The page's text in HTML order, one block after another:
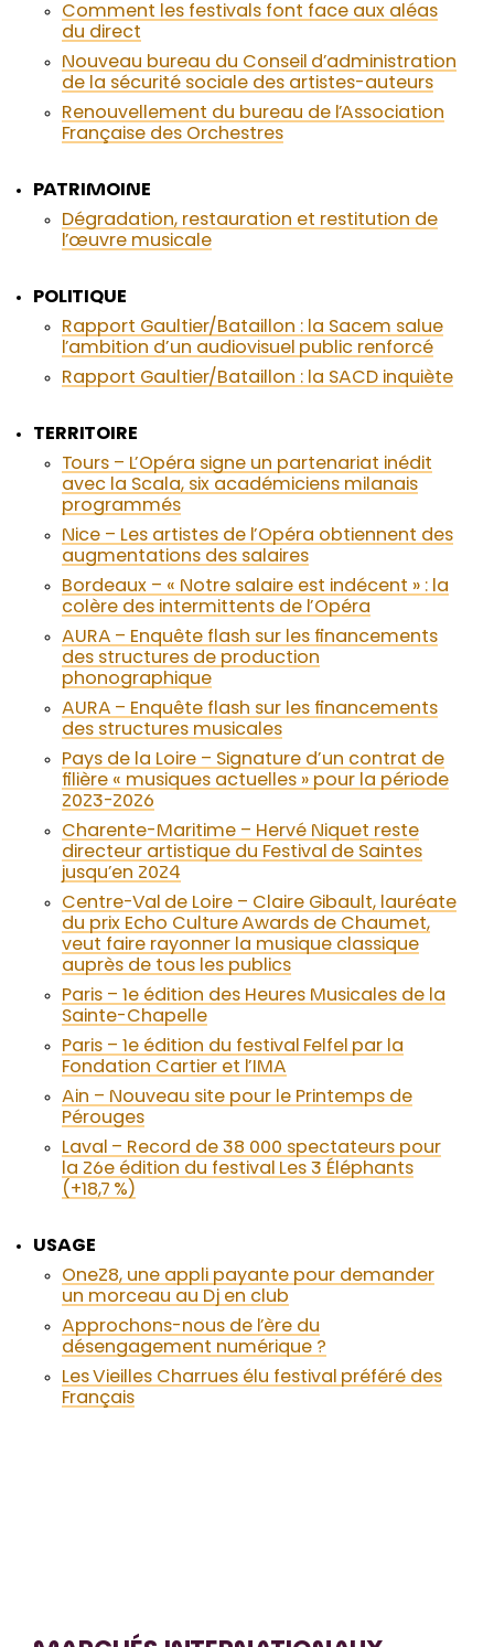
Comment les festivals font face aux aléas
du direct
Nouveau bureau du Conseil d’administration
de la sécurité sociale des artistes-auteurs
Renouvellement du bureau de l’Association
Française des Orchestres
PATRIMOINE
Dégradation, restauration et restitution de
l’œuvre musicale
POLITIQUE
Rapport Gaultier/Bataillon : la Sacem salue
l’ambition d’un audiovisuel public renforcé
Rapport Gaultier/Bataillon : la SACD inquiète
TERRITOIRE
Tours – L’Opéra signe un partenariat inédit
avec la Scala, six académiciens milanais
programmés
Nice – Les artistes de l’Opéra obtiennent des
augmentations des salaires
Bordeaux – « Notre salaire est indécent » : la
colère des intermittents de l’Opéra
AURA – Enquête flash sur les financements
des structures de production
phonographique
AURA – Enquête flash sur les financements
des structures musicales
Pays de la Loire – Signature d’un contrat de
filière « musiques actuelles » pour la période
2023-2026
Charente-Maritime – Hervé Niquet reste
directeur artistique du Festival de Saintes
jusqu’en 2024
Centre-Val de Loire – Claire Gibault, lauréate
du prix Echo Culture Awards de Chaumet,
veut faire rayonner la musique classique
auprès de tous les publics
Paris – 1e édition des Heures Musicales de la
Sainte-Chapelle
Paris – 1e édition du festival Felfel par la
Fondation Cartier et l’IMA
Ain – Nouveau site pour le Printemps de
Pérouges
Laval – Record de 38 000 spectateurs pour
la 26e édition du festival Les 3 Éléphants
(+18,7 %)
USAGE
One28, une appli payante pour demander
un morceau au Dj en club
Approchons-nous de l’ère du
désengagement numérique ?
Les Vieilles Charrues élu festival préféré des
Français